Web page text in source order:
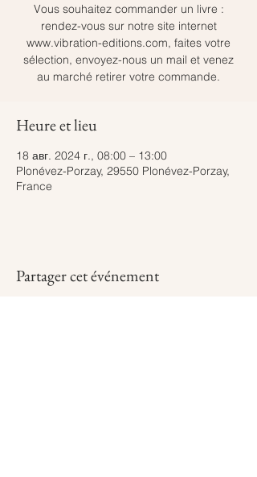
Vous souhaitez commander un livre :
rendez-vous sur notre site internet
www.vibration-editions.com, faites votre
sélection, envoyez-nous un mail et venez
au marché retirer votre commande.
Heure et lieu
18 авг. 2024 г., 08:00 – 13:00
Plonévez-Porzay, 29550 Plonévez-Porzay,
France
Partager cet événement